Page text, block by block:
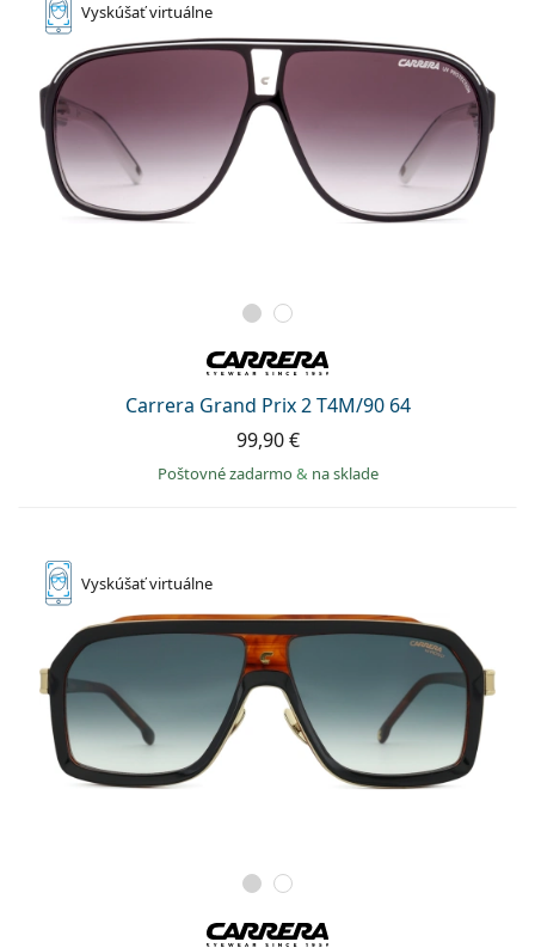
Vyskúšaťvirtuálne
Carrera Grand Prix 2 T4M/90 64
99,90 €
Poštovné zadarmo& na sklade
Vyskúšaťvirtuálne